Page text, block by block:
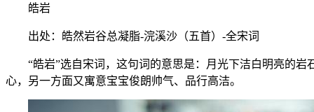
皓岩
出处：皓然岩谷总凝脂-浣溪沙（五首）-全宋词
“皓岩”选自宋词，这句词的意思是：月光下洁白明亮的岩
心，另一方面又寓意宝宝俊朗帅气、品行高洁。